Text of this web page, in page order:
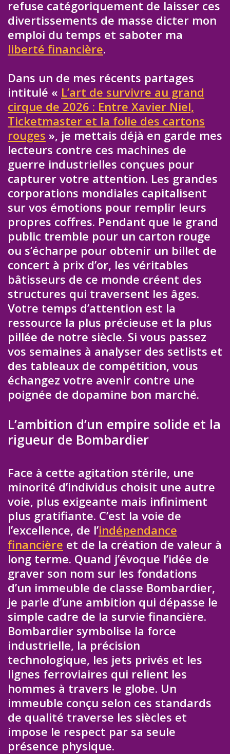
refuse catégoriquement de laisser ces
divertissements de masse dicter mon
emploi du temps et saboter ma
liberté financière.
Dans un de mes récents partages
intitulé « L’art de survivre au grand
cirque de 2026 : Entre Xavier Niel,
Ticketmaster et la folie des cartons
rouges », je mettais déjà en garde mes
lecteurs contre ces machines de
guerre industrielles conçues pour
capturer votre attention. Les grandes
corporations mondiales capitalisent
sur vos émotions pour remplir leurs
propres coffres. Pendant que le grand
public tremble pour un carton rouge
ou s’écharpe pour obtenir un billet de
concert à prix d’or, les véritables
bâtisseurs de ce monde créent des
structures qui traversent les âges.
Votre temps d’attention est la
ressource la plus précieuse et la plus
pillée de notre siècle. Si vous passez
vos semaines à analyser des setlists et
des tableaux de compétition, vous
échangez votre avenir contre une
poignée de dopamine bon marché.
L’ambition d’un empire solide et la
rigueur de Bombardier
Face à cette agitation stérile, une
minorité d’individus choisit une autre
voie, plus exigeante mais infiniment
plus gratifiante. C’est la voie de
l’excellence, de l’indépendance
financière et de la création de valeur à
long terme. Quand j’évoque l’idée de
graver son nom sur les fondations
d’un immeuble de classe Bombardier,
je parle d’une ambition qui dépasse le
simple cadre de la survie financière.
Bombardier symbolise la force
industrielle, la précision
technologique, les jets privés et les
lignes ferroviaires qui relient les
hommes à travers le globe. Un
immeuble conçu selon ces standards
de qualité traverse les siècles et
impose le respect par sa seule
présence physique.